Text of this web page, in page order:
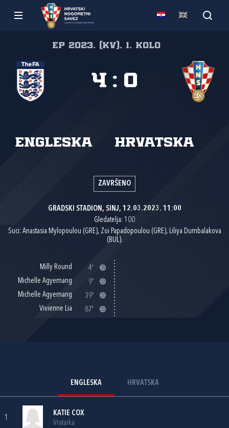
EP 2023. (kv), 1. kolo
Engleska Hrvatska
4 : 0
ZAVRŠENO
GRADSKI STADION, SINJ, 12.03.2023. 11:00
Gledatelja: 100
Suci: Anastasia Mylopoulou (GRE), Zoi Papadopoulou (GRE), Liliya Dumbalakova
(BUL).
Milly Round
4'
Michelle Agyemang
9'
Michelle Agyemang
39'
Vivienne Lia
87'
ENGLESKA HRVATSKA
1
KATIE COX
Vratarka